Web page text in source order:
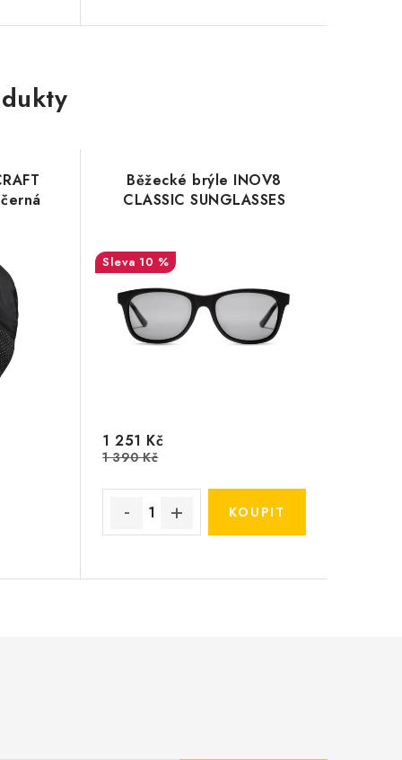
Běžecké brýle INOV8
CLASSIC SUNGLASSES
10 %
1 251 Kč
1 390 Kč